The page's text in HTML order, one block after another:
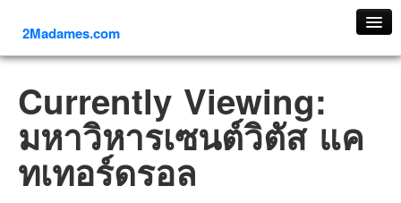
2Madames.com
ภาคเหนือ
ภาคใต้
ภาคตะวันออก
ภาคกลาง
Currently Viewing:
มหาวิหารเซนต์วิตัส แค
ทเทอร์ดรอล